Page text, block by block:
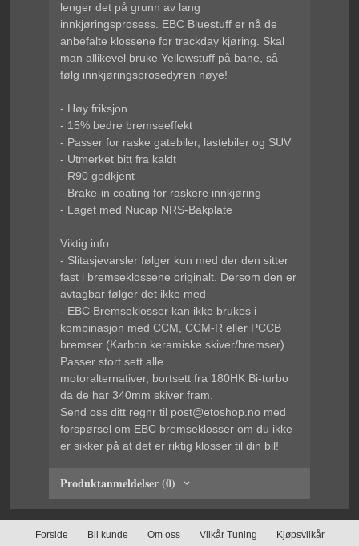
lenger det på grunn av lang
innkjøringsprosess. EBC Bluestuff er nå de
anbefalte klossene for trackday kjøring. Skal
man allikevel bruke Yellowstuff på bane, så
følg innkjøringsprosedyren nøye!
- Høy friksjon
- 15% bedre bremseeffekt
- Passer for raske gatebiler, lastebiler og SUV
- Utmerket bitt fra kaldt
- R90 godkjent
- Brake-in coating for raskere innkjøring
- Laget med Nucap NRS-Bakplate
Viktig info:
- Slitasjevarsler følger kun med der den sitter
fast i bremseklossene originalt. Dersom den er
avtagbar følger det ikke med
- EBC Bremseklosser kan ikke brukes i
kombinasjon med CCM, CCM-R eller PCCB
bremser (Karbon keramiske skiver/bremser)
Passer stort sett alle
motoralternativer, bortsett fra 180HK Bi-turbo
da de har 340mm skiver fram.
Send oss ditt regnr til post@etoshop.no med
forspørsel om EBC bremseklosser om du ikke
er sikker på at det er riktig klosser til din bil!
Produktanmeldelser (0)
Forside Bli kunde Om oss Vilkår Tuning Kjøpsvilkår